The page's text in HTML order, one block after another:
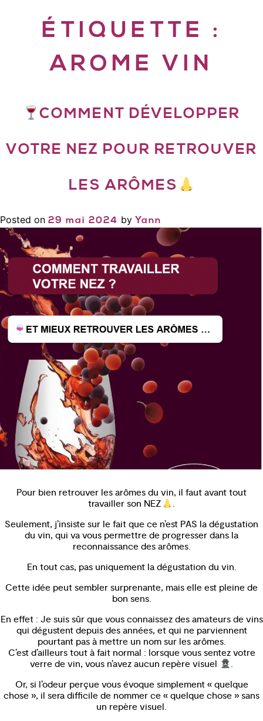
ÉTIQUETTE :
AROME VIN
COMMENT DÉVELOPPER
VOTRE NEZ POUR RETROUVER
LES ARÔMES
Posted on 29 mai 2024 by Yann
Pour bien retrouver les arômes du vin, il faut avant tout
travailler son NEZ
.
Seulement, j’insiste sur le fait que ce n’est PAS la dégustation
du vin, qui va vous permettre de progresser dans la
reconnaissance des arômes.
En tout cas, pas uniquement la dégustation du vin.
Cette idée peut sembler surprenante, mais elle est pleine de
bon sens.
En effet : Je suis sûr que vous connaissez des amateurs de vins
qui dégustent depuis des années, et qui ne parviennent
pourtant pas à mettre un nom sur les arômes.
C’est d’ailleurs tout à fait normal : lorsque vous sentez votre
verre de vin, vous n’avez aucun repère visuel
.
Or, si l’odeur perçue vous évoque simplement « quelque
chose », il sera difficile de nommer ce « quelque chose » sans
un repère visuel.